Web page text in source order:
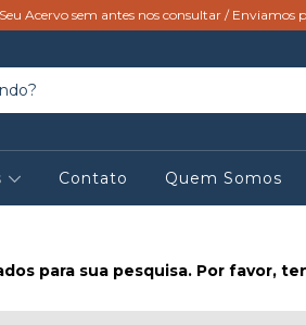
Acervo sem antes nos consultar / Enviamos
Contato Quem Somos
para sua pesquisa. Por favor,